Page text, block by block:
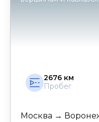
2676 км
Пробег
Москва →